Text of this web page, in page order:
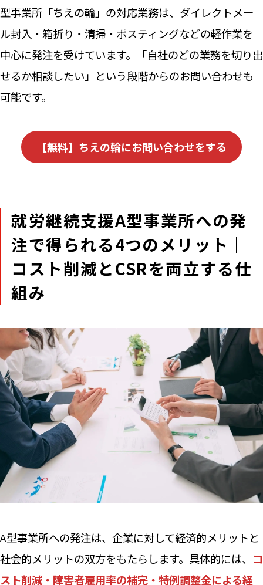
型事業所「ちえの輪」の対応業務は、ダイレクトメー
ル封入・箱折り・清掃・ポスティングなどの軽作業を
中心に発注を受けています。「自社のどの業務を切り出
せるか相談したい」という段階からのお問い合わせも
可能です。
【無料】ちえの輪にお問い合わせをする
就労継続支援A型事業所への発
注で得られる4つのメリット｜
コスト削減とCSRを両立する仕
組み
A型事業所への発注は、企業に対して経済的メリットと
社会的メリットの双方をもたらします。具体的には、 コ
スト削減・障害者雇用率の補完・特例調整金による経